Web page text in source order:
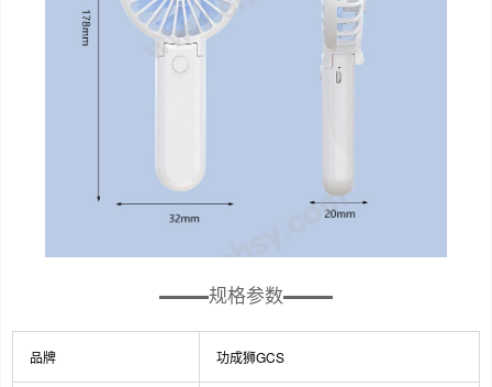
规格参数
品牌 功成狮GCS